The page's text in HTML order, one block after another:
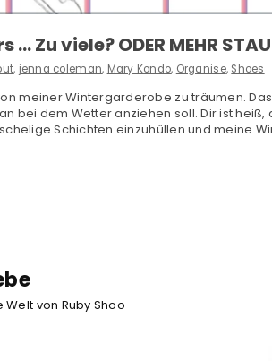
Zu viele? ODER MEHR
, jenna coleman, Mary Kondo, Organise, Shoes
meiner Wintergarderobe zu träumen.
bei dem Wetter anziehen soll. Dir ist heiß,
Schichten einzuhüllen und meine
von Ruby Shoo